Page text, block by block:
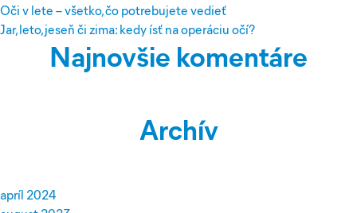
Oči v lete – všetko, čo potrebujete vedieť
Jar, leto, jeseň či zima: kedy ísť na operáciu očí?
Najnovšie komentáre
Archív
apríl 2024